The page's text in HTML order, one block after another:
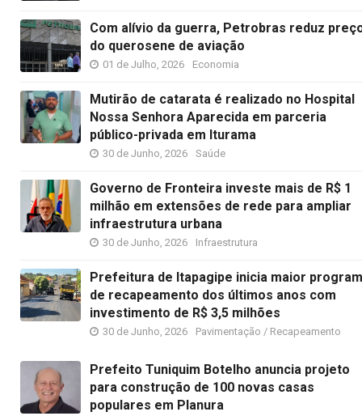
Com alívio da guerra, Petrobras reduz
do querosene de aviação
01 de Julho, 2026 Economia
Mutirão de catarata é realizado no Hospital
Nossa Senhora Aparecida em parceria
público-privada em Iturama
30 de Junho, 2026 Saúde
Governo de Fronteira investe mais de R$ 1
milhão em extensões de rede para ampliar
infraestrutura urbana
30 de Junho, 2026 Infraestrutura
Prefeitura de Itapagipe inicia maior
de recapeamento dos últimos anos com
investimento de R$ 3,5 milhões
30 de Junho, 2026 Pavimentação / Recapeamento
Prefeito Tuniquim Botelho anuncia projeto
para construção de 100 novas casas
populares em Planura